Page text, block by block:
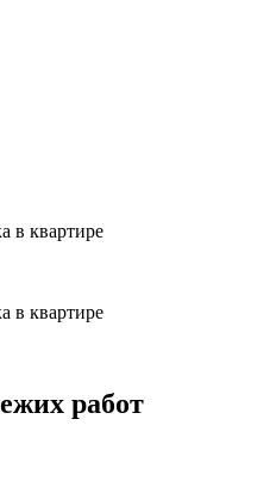
в квартире
в квартире
работ